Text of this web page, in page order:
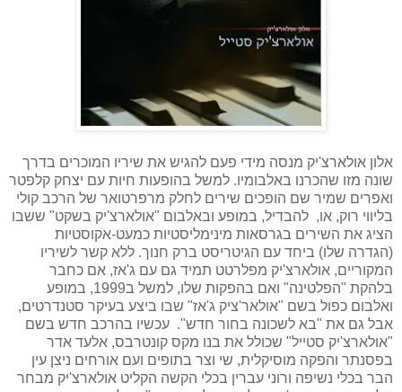
אלון אולארצ'יק מנסה מידי פעם להגיש את שיריו המוכרים בדרך
שונה מזו שהכרנו באלבומיו. למשל בהופעות חיות עם יצחק קלפטר
ואפרים שמיר שם הופכים שירים לחלק מרפרטואר של הרכב קולי
בליווי רוק, או, להבדיל, במופע ובאלבום "אולארצ'יק בשקט" ששבו
הציג את השירים בגרסאות מינימליסטיות כמעט-אקוסטיות
(הגדרה שלו) ביחד עם הגיטריסט ברק חנוך. ללא קשר לשיריו
המקוריים, אולארצ'יק מפלרטט תמיד גם עם ג'אז, אם כחבר
בלהקת "הפלטינה" ואם בהפקות שלו, למשל ב1999, במופע
ואלבום כפול בשם "אולאר'ציק ג'אז" שבו ביצע בעיקר סטנדרטים,
אבל גם את "בא לשכונה בחור חדש". עכשיו בהרכב חדש בשם
"אולארצ'יק סטייל" שכולל את בנו מקס קונטרבס, אלעד אדר
בפסנתר והפקה מוסיקלית, שי וצר בתופים ועם אורחים ניצן עין
הבר בכלי נשיפה ורוני עברין בכלי הקשה הקליט אולארצ'יק מבחר